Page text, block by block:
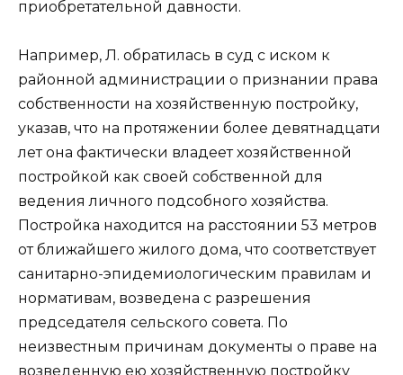
приобретательной давности.
Например, Л. обратилась в суд с иском к
районной администрации о признании права
собственности на хозяйственную постройку,
указав, что на протяжении более девятнадцати
лет она фактически владеет хозяйственной
постройкой как своей собственной для
ведения личного подсобного хозяйства.
Постройка находится на расстоянии 53 метров
от ближайшего жилого дома, что соответствует
санитарно-эпидемиологическим правилам и
нормативам, возведена с разрешения
председателя сельского совета. По
неизвестным причинам документы о праве на
возведенную ею хозяйственную постройку